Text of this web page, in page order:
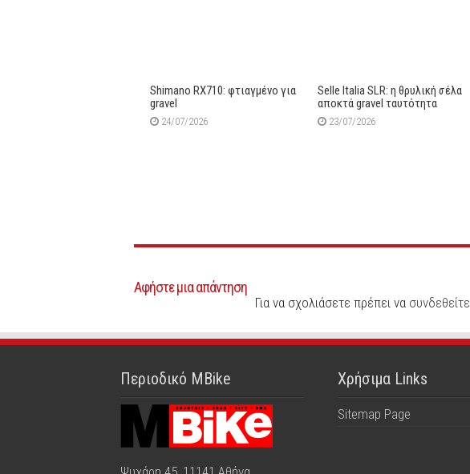
Shimano RX710: φτιαγμένο για
gravel
24/07/2026
Selle Italia SLR: η θρυλική σέλα
αποκτά gravel ταυτότητα
23/07/2026
Αφήστε μια απάντηση
Για να σχολιάσετε πρέπει να συνδεθείτε
Περιοδικό MBike Χρήσιμα Links
Sitemap Page